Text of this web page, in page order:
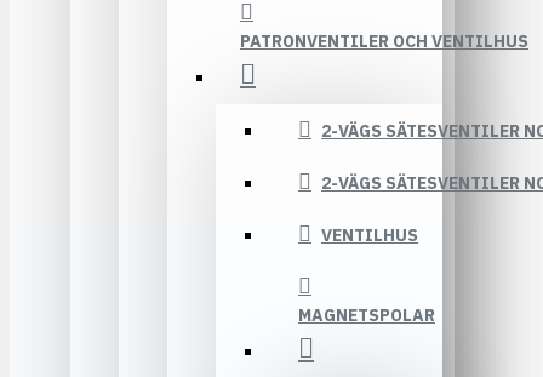
PATRONVENTILER OCH VENTILHUS
2-VÄGS SÄTESVENTILER
2-VÄGS SÄTESVENTILER
VENTILHUS
MAGNETSPOLAR